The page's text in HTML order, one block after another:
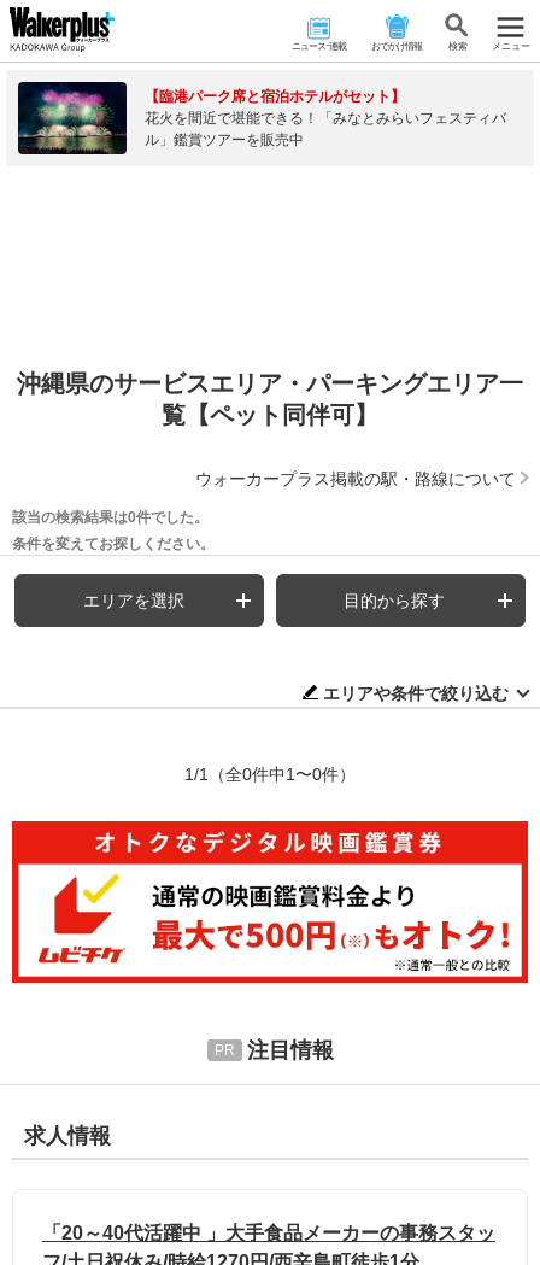
ニュース･連載 おでかけ情報 検 索 メニュー
【臨港パーク席と宿泊ホテルがセット】
花火を間近で堪能できる！「みなとみらいフェスティバ
ル」鑑賞ツアーを販売中
沖縄県のサービスエリア・パーキングエリア一
覧【ペット同伴可】
ウォーカープラス掲載の駅・路線について
該当の検索結果は0件でした。
条件を変えてお探しください。
エリアを選択 目的から探す
エリアや条件で絞り込む
1/1 （全0件中1〜0件）
注目情報
求人情報
「20～40代活躍中 」大手食品メーカーの事務スタッ